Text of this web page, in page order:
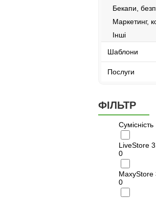
Бекапи,
Маркетинг,
Інші
Шаблони
Послуги
ФІЛЬТР
Сумісність
LiveStore
0
MaxyStore
0